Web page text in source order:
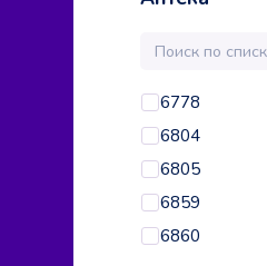
6778
6804
6805
6859
6860